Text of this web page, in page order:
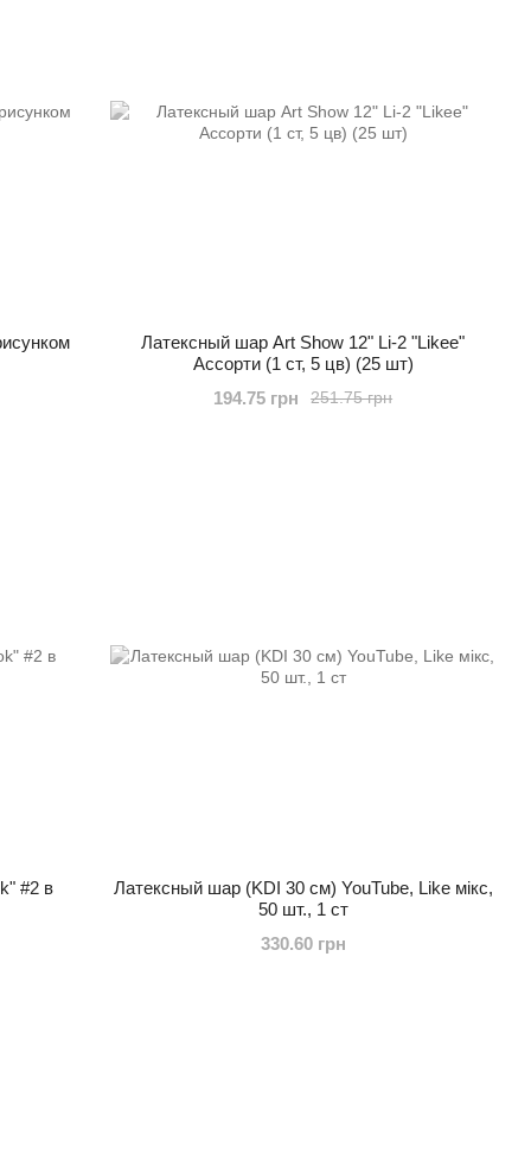
Латексный шар Art Show 12" Li-2 "Likee"
Ассорти (1 ст, 5 цв) (25 шт)
251.75 грн
194.75 грн
#2 в
Латексный шар (KDI 30 см) YouTube, Like мікс,
50 шт., 1 ст
330.60 грн